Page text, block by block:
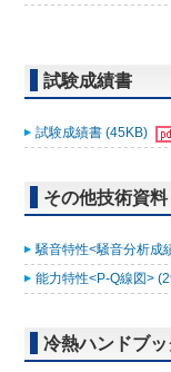
試験成績書
試験成績書 (45KB)
その他技術資料
騒音特性<騒音分析成
能力特性<P-Q線図>
冷熱ハンドブッ